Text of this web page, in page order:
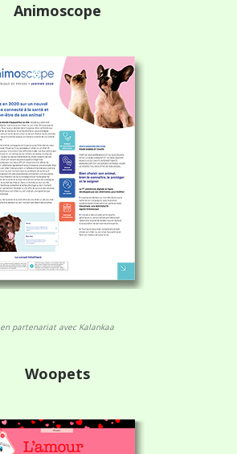
Animoscope
en partenariat avec Kalankaa
Woopets